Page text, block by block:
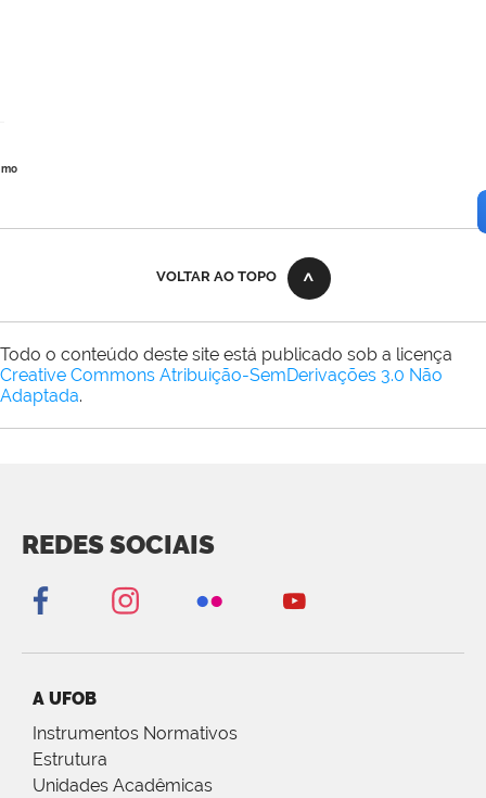
VOLTAR AO TOPO
Todo o conteúdo deste site está publicado sob a licença
Creative Commons Atribuição-SemDerivações 3.0 Não
Adaptada.
REDES SOCIAIS
A UFOB
Instrumentos Normativos
Estrutura
Unidades Acadêmicas